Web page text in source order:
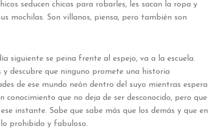
seducen chicas para robarles, les sacan la ropa y
mochilas. Son villanos, piensa, pero también son
siguiente se peina frente al espejo, va a la escuela.
y descubre que ninguno promete una historia
de ese mundo neón dentro del suyo mientras espera
conocimiento que no deja de ser desconocido, pero que
instante. Sabe que sabe más que los demás y que en
prohibido y fabuloso.